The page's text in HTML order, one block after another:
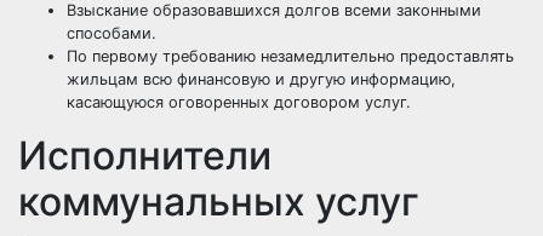
Взыскание образовавшихся долгов всеми законными
способами.
По первому требованию незамедлительно предоставлять
жильцам всю финансовую и другую информацию,
касающуюся оговоренных договором услуг.
Исполнители
коммунальных услуг